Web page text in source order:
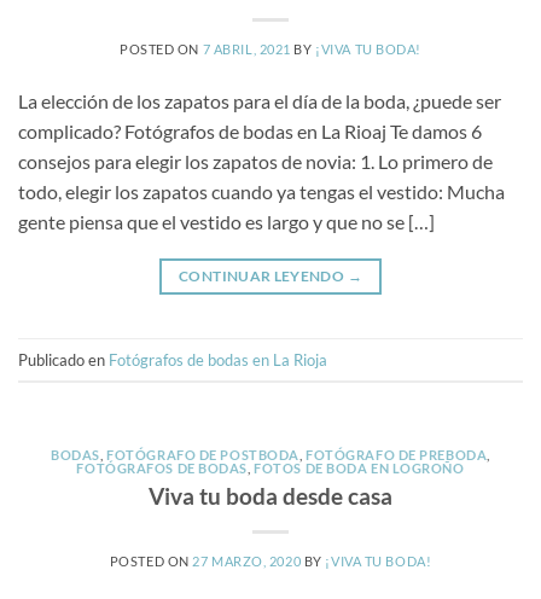
POSTED ON 7 ABRIL, 2021 BY ¡VIVA TU BODA!
La elección de los zapatos para el día de la boda, ¿puede ser
complicado? Fotógrafos de bodas en La Rioaj Te damos 6
consejos para elegir los zapatos de novia: 1. Lo primero de
todo, elegir los zapatos cuando ya tengas el vestido: Mucha
gente piensa que el vestido es largo y que no se […]
CONTINUAR LEYENDO →
Publicado en Fotógrafos de bodas en La Rioja
BODAS ,FOTÓGRAFO DE POSTBODA ,FOTÓGRAFO DE PREBODA
FOTÓGRAFOS DE BODAS ,FOTOS DE BODA EN LOGROÑO
Viva tu boda desde casa
POSTED ON 27 MARZO, 2020 BY ¡VIVA TU BODA!